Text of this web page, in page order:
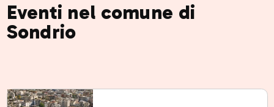
Eventi nel comune di
Sondrio